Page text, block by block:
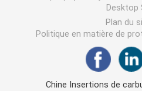
Insertion de carbure pour
Insertions de carbure pour
Insertion de carbure pour
Desktop
Plan du
Politique en matière de
Chine Insertions de